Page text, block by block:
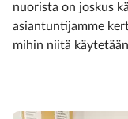
nuorista on joskus
asiantuntijamme
mihin niitä